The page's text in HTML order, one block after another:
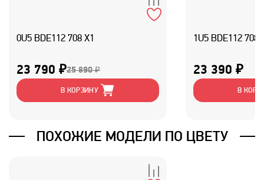
0U5 BDE112 708 X1
23 790 ₽25 890 ₽
В КОРЗИНУ
1U5 BDE112 708
23 390 ₽
В
ПОХОЖИЕ МОДЕЛИ ПО ЦВЕТУ